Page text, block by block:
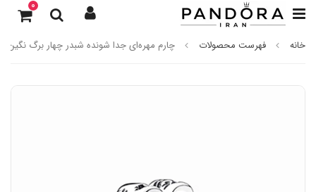
0
خانه فهرست محصولات چارم مهره‌ای جدا شونده شبدر چهار برگ نگین‌دار